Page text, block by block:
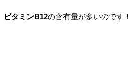
ビタミンB12の含有量が多いのです！